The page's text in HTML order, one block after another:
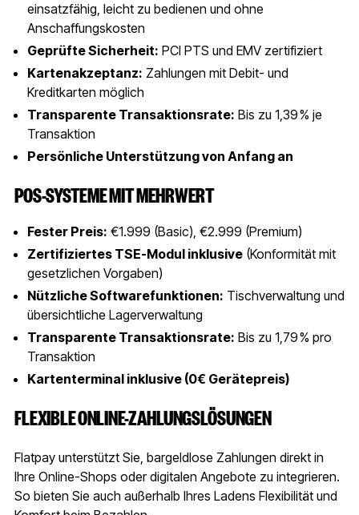
einsatzfähig, leicht zu bedienen und ohne
Anschaffungskosten
Geprüfte Sicherheit: PCI PTS und EMV zertifiziert
Kartenakzeptanz: Zahlungen mit Debit- und
Kreditkarten möglich
Transparente Transaktionsrate: Bis zu 1,39 % je
Transaktion
Persönliche Unterstützung von Anfang an
POS-SYSTEME MIT MEHRWERT
Fester Preis: €1.999 (Basic), €2.999 (Premium)
Zertifiziertes TSE-Modul inklusive(Konformität mit
gesetzlichen Vorgaben)
Nützliche Softwarefunktionen: Tischverwaltung und
übersichtliche Lagerverwaltung
Transparente Transaktionsrate: Bis zu 1,79 % pro
Transaktion
Kartenterminal inklusive (0€ Gerätepreis)
FLEXIBLE ONLINE-ZAHLUNGSLÖSUNGEN
Flatpay unterstützt Sie, bargeldlose Zahlungen direkt in
Ihre Online-Shops oder digitalen Angebote zu integrieren.
So bieten Sie auch außerhalb Ihres Ladens Flexibilität und